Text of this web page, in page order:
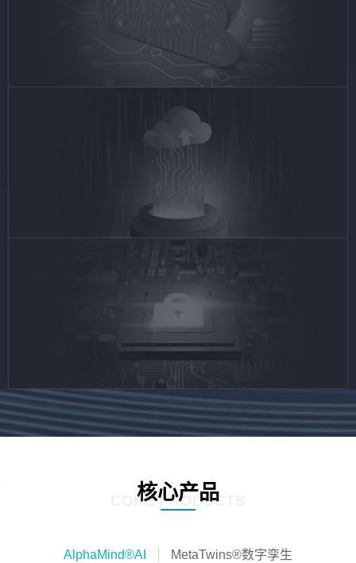
核心产品
CORE PRODUCTS
AlphaMind®AI MetaTwins®数字孪生